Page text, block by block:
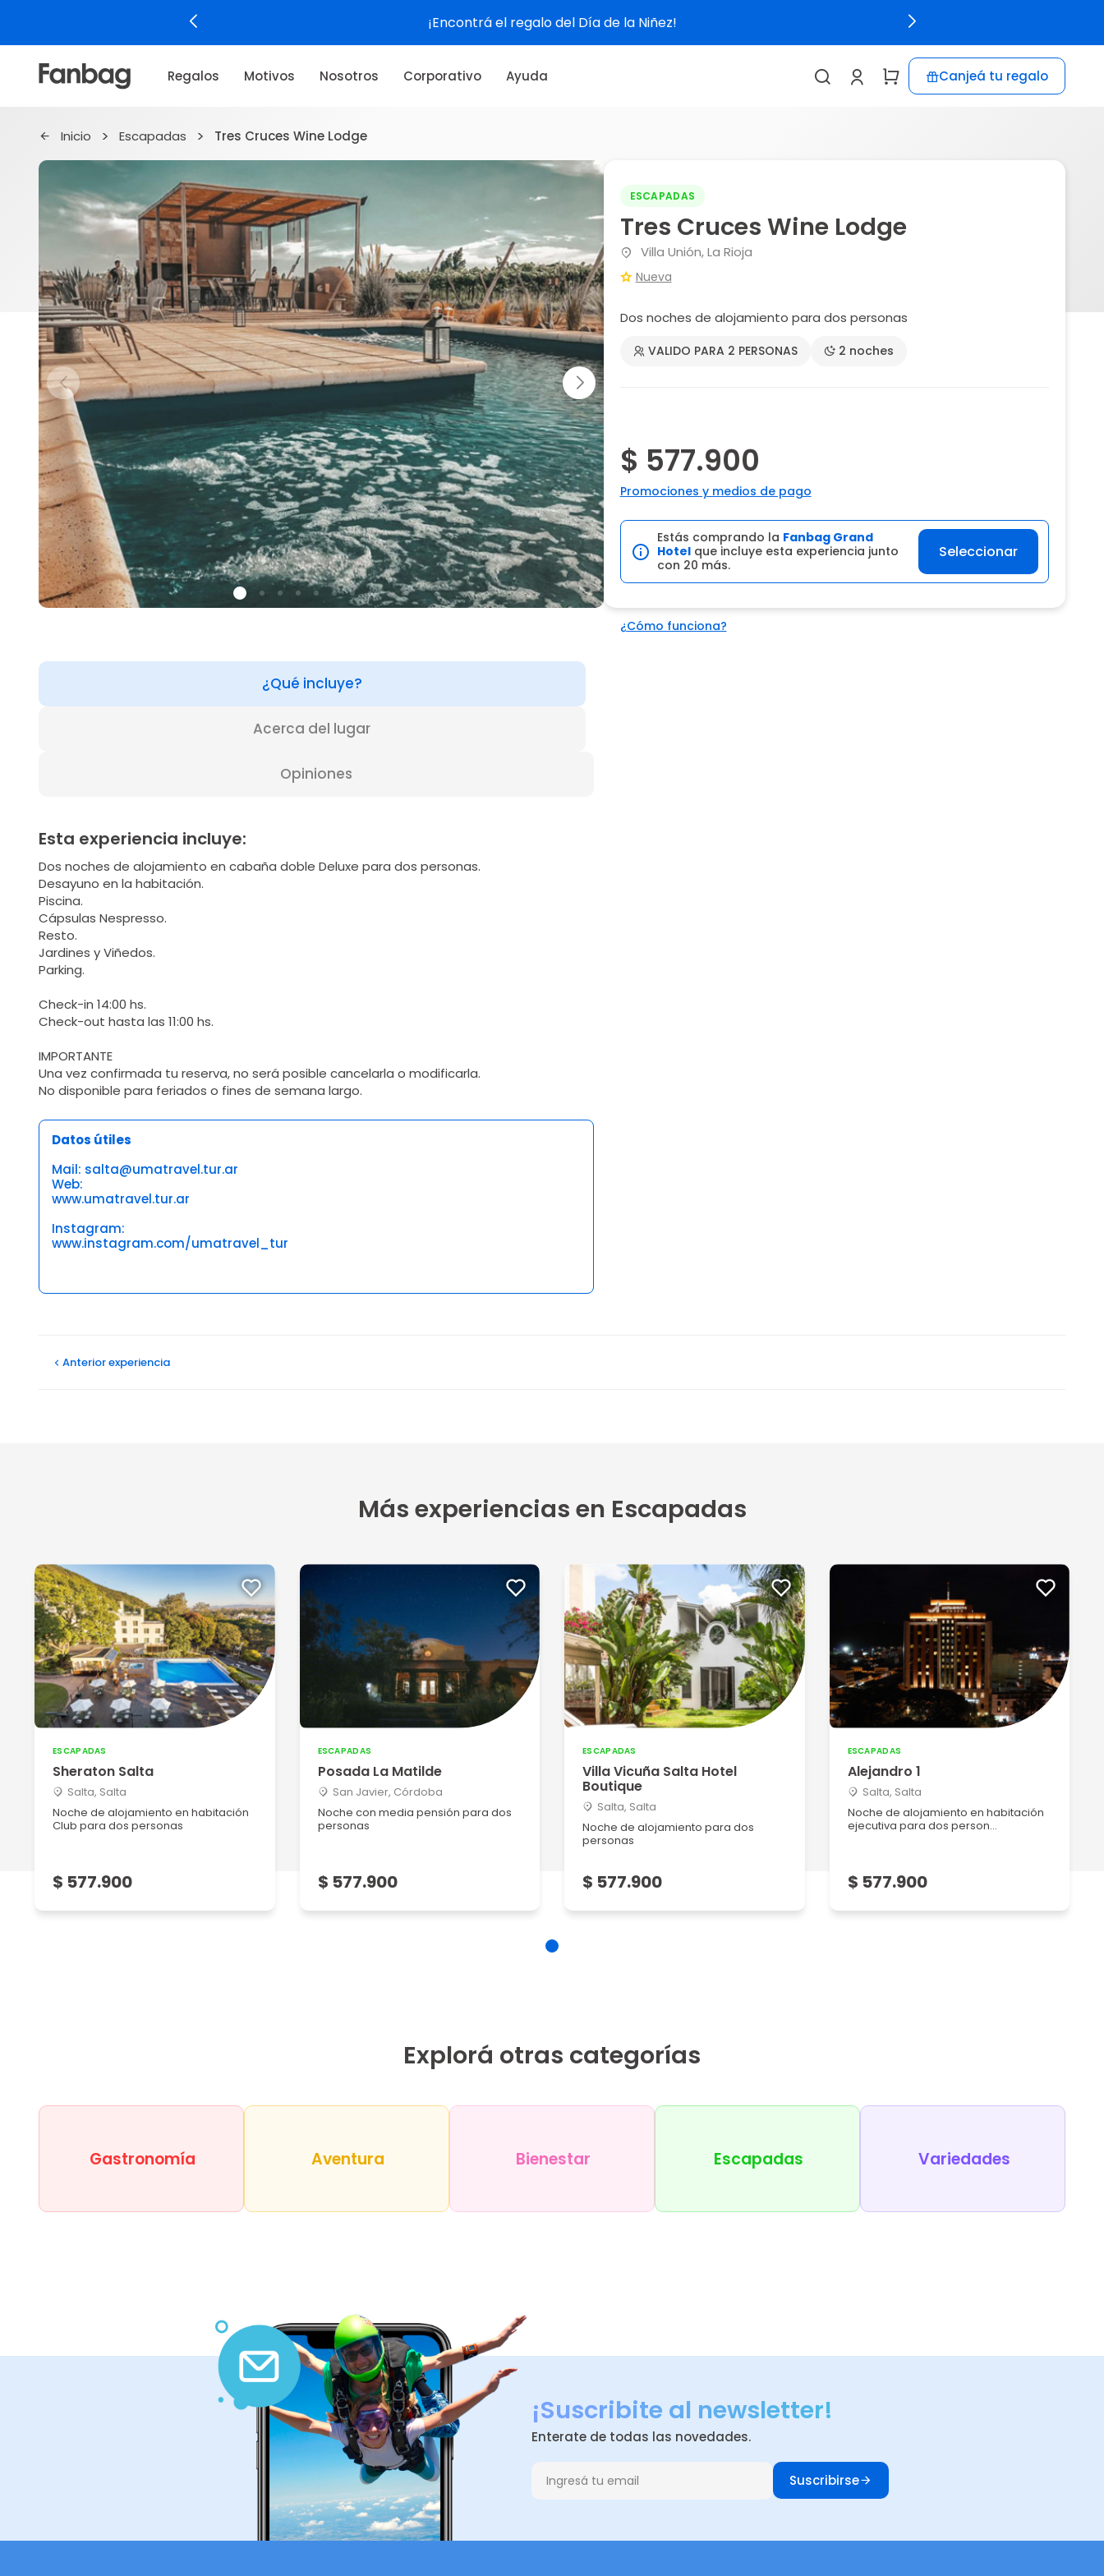
¡Encontrá el regalo del Día de la Niñez!
Regalos Motivos Nosotros Corporativo Ayuda Canjeá tu regalo
Inicio Escapadas Tres Cruces Wine Lodge
ESCAPADAS
Tres Cruces Wine Lodge
Villa Unión, La Rioja
Nueva
Dos noches de alojamiento para dos personas
VALIDO PARA 2 PERSONAS 2 noches
$ 577.900
Promociones y medios de pago
Estás comprando la Fanbag Grand
Hotelque incluye esta experiencia junto
con 20 más.
Seleccionar
¿Cómo funciona?
¿Qué incluye?
Acerca del lugar
Opiniones
Esta experiencia incluye:
Dos noches de alojamiento en cabaña doble Deluxe para dos personas.
Desayuno en la habitación.
Piscina.
Cápsulas Nespresso.
Resto.
Jardines y Viñedos.
Parking.
Check-in 14:00 hs.
Check-out hasta las 11:00 hs.
IMPORTANTE
Una vez confirmada tu reserva, no será posible cancelarla o modificarla.
No disponible para feriados o fines de semana largo.
Datos útiles
Mail: salta@umatravel.tur.ar
Web:
www.umatravel.tur.ar
Instagram:
www.instagram.com/umatravel_tur
Anteriorexperiencia
Más experiencias en Escapadas
ESCAPADAS
Sheraton Salta
Salta, Salta
Noche de alojamiento en habitación
Club para dos personas
$ 577.900
ESCAPADAS
Posada La Matilde
San Javier, Córdoba
Noche con media pensión para dos
personas
$ 577.900
ESCAPADAS
Villa Vicuña Salta Hotel
Boutique
Salta, Salta
Noche de alojamiento para dos
personas
$ 577.900
ESCAPADAS
Alejandro 1
Salta, Salta
Noche de alojamiento en habitación
ejecutiva para dos person...
$ 577.900
Explorá otras categorías
Gastronomía Aventura Bienestar Escapadas Variedades
¡Suscribite al newsletter!
Enterate de todas las novedades.
Suscribirse